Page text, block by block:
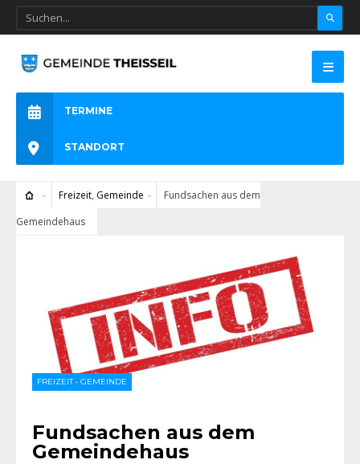
TERMINE
STANDORT
Freizeit, Gemeinde
Fundsachen aus dem
Gemeindehaus
FREIZEIT• GEMEINDE
Fundsachen aus dem
Gemeindehaus